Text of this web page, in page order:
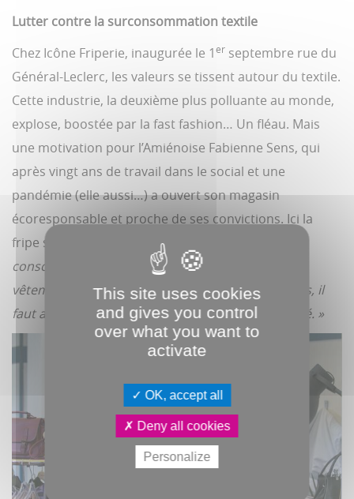
Lutter contre la surconsommation textile
Chez Icône Friperie, inaugurée le 1er septembre rue du
Général-Leclerc, les valeurs se tissent autour du textile.
Cette industrie, la deuxième plus polluante au monde,
explose, boostée par la fast fashion… Un fléau. Mais
une motivation pour l’Amiénoise Fabienne Sens, qui
après vingt ans de travail dans le social et une
pandémie (elle aussi…) a ouvert son magasin
écoresponsable et proche de ses convictions. Ici la
fripe se vend au kilo.
« Une façon de faire prendre
conscience aux gens de ce qu’ils achètent. Les
vêtements peuvent être reconsommés longtemps, il
faut arrêter d’acheter du neuf de médiocre qualité. »
This site uses cookies
and gives you control
over what you want to
activate
OK, accept all
Deny all cookies
Personalize